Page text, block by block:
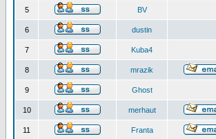
5 BV
6 dustin
7 Kuba4
8 mrazik
9 Ghost
10 merhaut
11 Franta